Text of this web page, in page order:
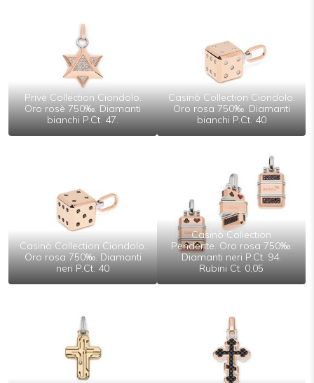
Privè Collection Ciondolo.
Oro rosè 750‰. Diamanti
bianchi P.Ct. 47.
Casinò Collection Ciondolo.
Oro rosa 750‰. Diamanti
bianchi P.Ct. 40
Casinò Collection Ciondolo.
Oro rosa 750‰. Diamanti
neri P.Ct. 40
Casinò Collection
Pendente. Oro rosa 750‰.
Diamanti neri P.Ct. 94.
Rubini Ct. 0,05